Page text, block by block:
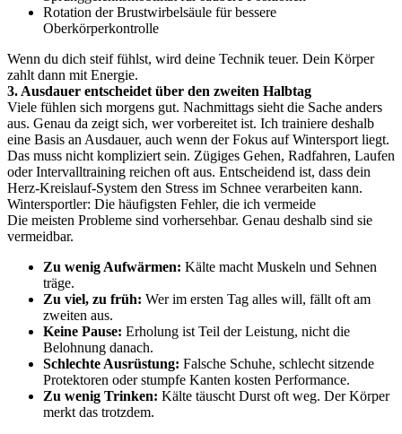
Rotation der Brustwirbelsäule für bessere
Oberkörperkontrolle
Wenn du dich steif fühlst, wird deine Technik teuer. Dein Körper
zahlt dann mit Energie.
3. Ausdauer entscheidet über den zweiten Halbtag
Viele fühlen sich morgens gut. Nachmittags sieht die Sache anders
aus. Genau da zeigt sich, wer vorbereitet ist. Ich trainiere deshalb
eine Basis an Ausdauer, auch wenn der Fokus auf Wintersport liegt.
Das muss nicht kompliziert sein. Zügiges Gehen, Radfahren, Laufen
oder Intervalltraining reichen oft aus. Entscheidend ist, dass dein
Herz-Kreislauf-System den Stress im Schnee verarbeiten kann.
Wintersportler: Die häufigsten Fehler, die ich vermeide
Die meisten Probleme sind vorhersehbar. Genau deshalb sind sie
vermeidbar.
Zu wenig Aufwärmen: Kälte macht Muskeln und Sehnen
träge.
Zu viel, zu früh: Wer im ersten Tag alles will, fällt oft am
zweiten aus.
Keine Pause: Erholung ist Teil der Leistung, nicht die
Belohnung danach.
Schlechte Ausrüstung: Falsche Schuhe, schlecht sitzende
Protektoren oder stumpfe Kanten kosten Performance.
Zu wenig Trinken: Kälte täuscht Durst oft weg. Der Körper
merkt das trotzdem.